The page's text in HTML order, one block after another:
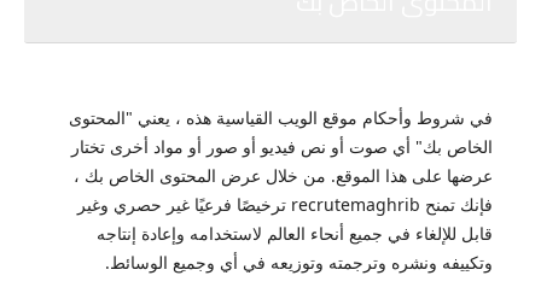
في شروط وأحكام موقع الويب القياسية هذه ، يعني "المحتوى
الخاص بك" أي صوت أو نص فيديو أو صور أو مواد أخرى تختار
عرضها على هذا الموقع. من خلال عرض المحتوى الخاص بك ،
فإنك تمنح recrutemaghrib ترخيصًا فرعيًا غير حصري وغير
قابل للإلغاء في جميع أنحاء العالم لاستخدامه وإعادة إنتاجه
وتكييفه ونشره وترجمته وتوزيعه في أي وجميع الوسائط.